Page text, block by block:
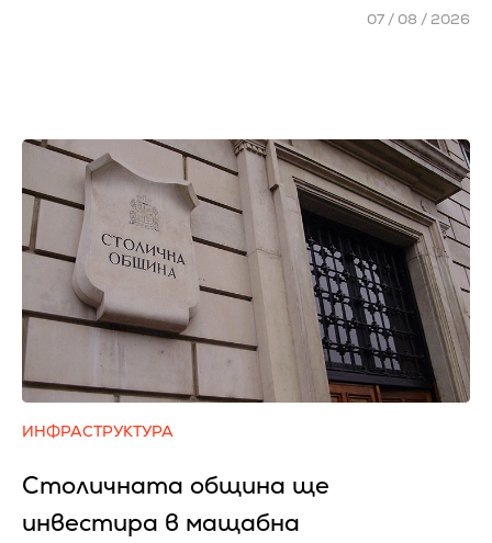
07 / 08 / 2026
ИНФРАСТРУКТУРА
Столичната община ще
инвестира в мащабна